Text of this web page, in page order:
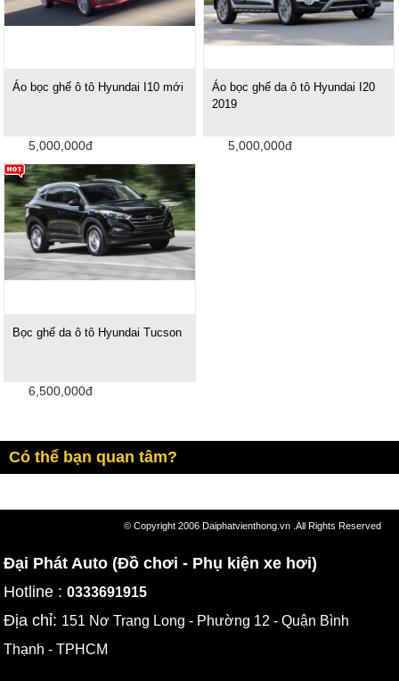
Áo bọc ghế ô tô Hyundai I10 mới
5,000,000đ
Áo bọc ghế da ô tô Hyundai I20
2019
5,000,000đ
Bọc ghế da ô tô Hyundai Tucson
6,500,000đ
Có thể bạn quan tâm?
© Copyright 2006 Daiphatvienthong.vn .All Rights Reserved
Đại Phát Auto (Đồ chơi - Phụ kiện xe hơi)
Hotline :0333691915
Địa chỉ: 151 Nơ Trang Long - Phường 12 - Quận Bình
Thạnh - TPHCM